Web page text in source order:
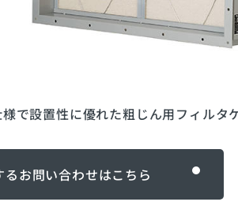
で設置性に優れた粗じん用フィルタ
るお問い合わせはこちら